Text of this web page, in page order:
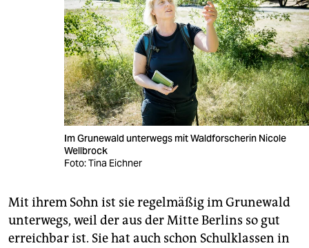
Im Grunewald unterwegs mit Waldforscherin Nicole
Wellbrock
Foto: Tina Eichner
Mit ihrem Sohn ist sie regelmäßig im Grunewald
unterwegs, weil der aus der Mitte Berlins so gut
erreichbar ist. Sie hat auch schon Schulklassen in